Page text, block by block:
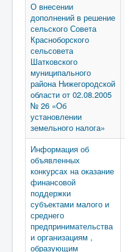
О внесении
дополнений в решение
сельского Совета
Красноборского
сельсовета
Шатковского
муниципального
района Нижегородской
области от 02.08.2005
№ 26 «Об
установлении
земельного налога»
Информация об
объявленных
конкурсах на оказание
финансовой
поддержки
субъектами малого и
среднего
предпринимательства
и организациям ,
образующим